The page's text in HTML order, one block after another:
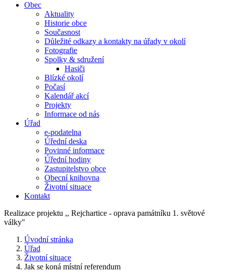
Obec
Aktuality
Historie obce
Současnost
Důležité odkazy a kontakty na úřady v okolí
Fotografie
Spolky & sdružení
Hasiči
Blízké okolí
Počasí
Kalendář akcí
Projekty
Informace od nás
Úřad
e-podatelna
Úřední deska
Povinné informace
Úřední hodiny
Zastupitelstvo obce
Obecní knihovna
Životní situace
Kontakt
Realizace projektu ,, Rejchartice - oprava památníku 1. světové
války"
Úvodní stránka
Úřad
Životní situace
Jak se koná místní referendum